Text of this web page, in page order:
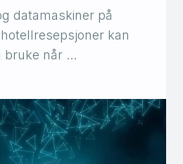
datamaskiner på
kan
bruke når …